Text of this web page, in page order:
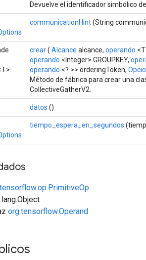
Devuelve el identificador simbólico
communicationHint(String
crear( Alcance alcance, operando
operando <Integer> GROUPKEY,
operando <? >> orderingToken,
Método de fábrica para crear una
CollectiveGatherV2.
datos ()
tiempo_espera_en_segundos
org.tensorflow.Operand